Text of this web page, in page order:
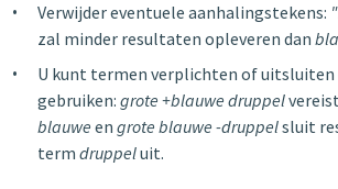
Verwijder eventuele aanhalingstekens:
zal minder resultaten opleveren dan
U kunt termen verplichten of uitsluiten
gebruiken: grote +blauwe druppel
blauwe en grote blauwe -druppelsluit
term druppeluit.